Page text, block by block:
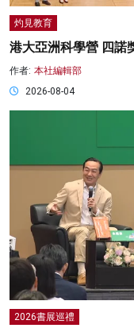
灼見教育
港大亞洲科學營 四諾
作者: 本社編輯部
2026-08-04
2026書展巡禮